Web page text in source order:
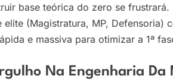
base teórica do zero se frustrará.
elite (Magistratura, MP, Defensoria)
e massiva para otimizar a 1ª
Na Engenharia Da